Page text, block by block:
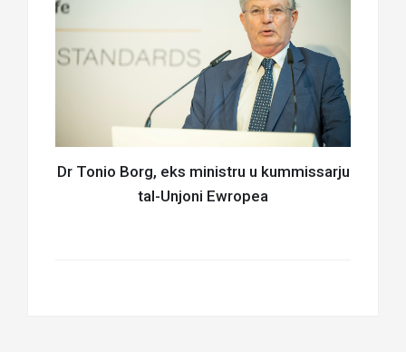
Dr Tonio Borg, eks ministru u kummissarju
tal-Unjoni Ewropea